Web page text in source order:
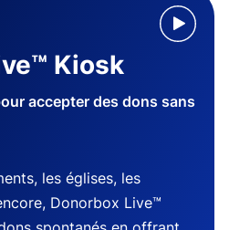
Kiosk
accepter des dons sans
les églises, les
Donorbox Live™